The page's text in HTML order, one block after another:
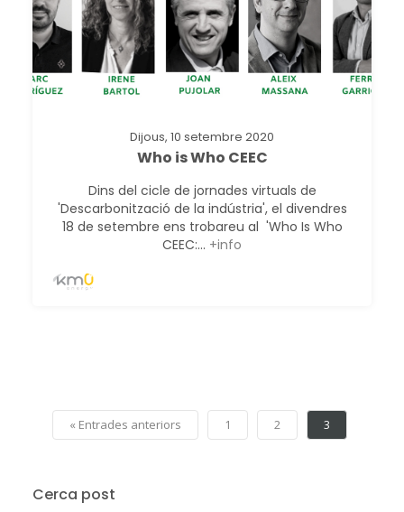
Dijous, 10 setembre 2020
Who is Who CEEC
Dins del cicle de jornades virtuals de
'Descarbonització de la indústria', el divendres
18 de setembre ens trobareu al 'Who Is Who
CEEC:... +info
« Entrades anteriors 1 2 3
Cerca post